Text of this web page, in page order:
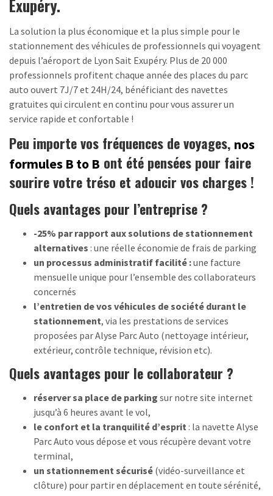
Exupéry.
La solution la plus économique et la plus simple pour le
stationnement des véhicules de professionnels qui voyagent
depuis l’aéroport de Lyon Sait Exupéry. Plus de 20 000
professionnels profitent chaque année des places du parc
auto ouvert 7J/7 et 24H/24, bénéficiant des navettes
gratuites qui circulent en continu pour vous assurer un
service rapide et confortable !
Peu importe vos fréquences de voyages, nos
formules B to B ont été pensées pour faire
sourire votre tréso et adoucir vos charges !
Quels avantages pour l’entreprise ?
-25% par rapport aux solutions de stationnement
alternatives : une réelle économie de frais de parking
un processus administratif facilité :une facture
mensuelle unique pour l’ensemble des collaborateurs
concernés
l’entretien de vos véhicules de société durant le
stationnement, via les prestations de services
proposées par Alyse Parc Auto (nettoyage intérieur,
extérieur, contrôle technique, révision etc).
Quels avantages pour le collaborateur ?
réserver sa place de parking sur notre site internet
jusqu’à 6 heures avant le vol,
le confort et la tranquilité d’esprit : la navette Alyse
Parc Auto vous dépose et vous récupère devant votre
terminal,
un stationnement sécurisé (vidéo-surveillance et
clôture) pour partir en déplacement en toute sérénité,